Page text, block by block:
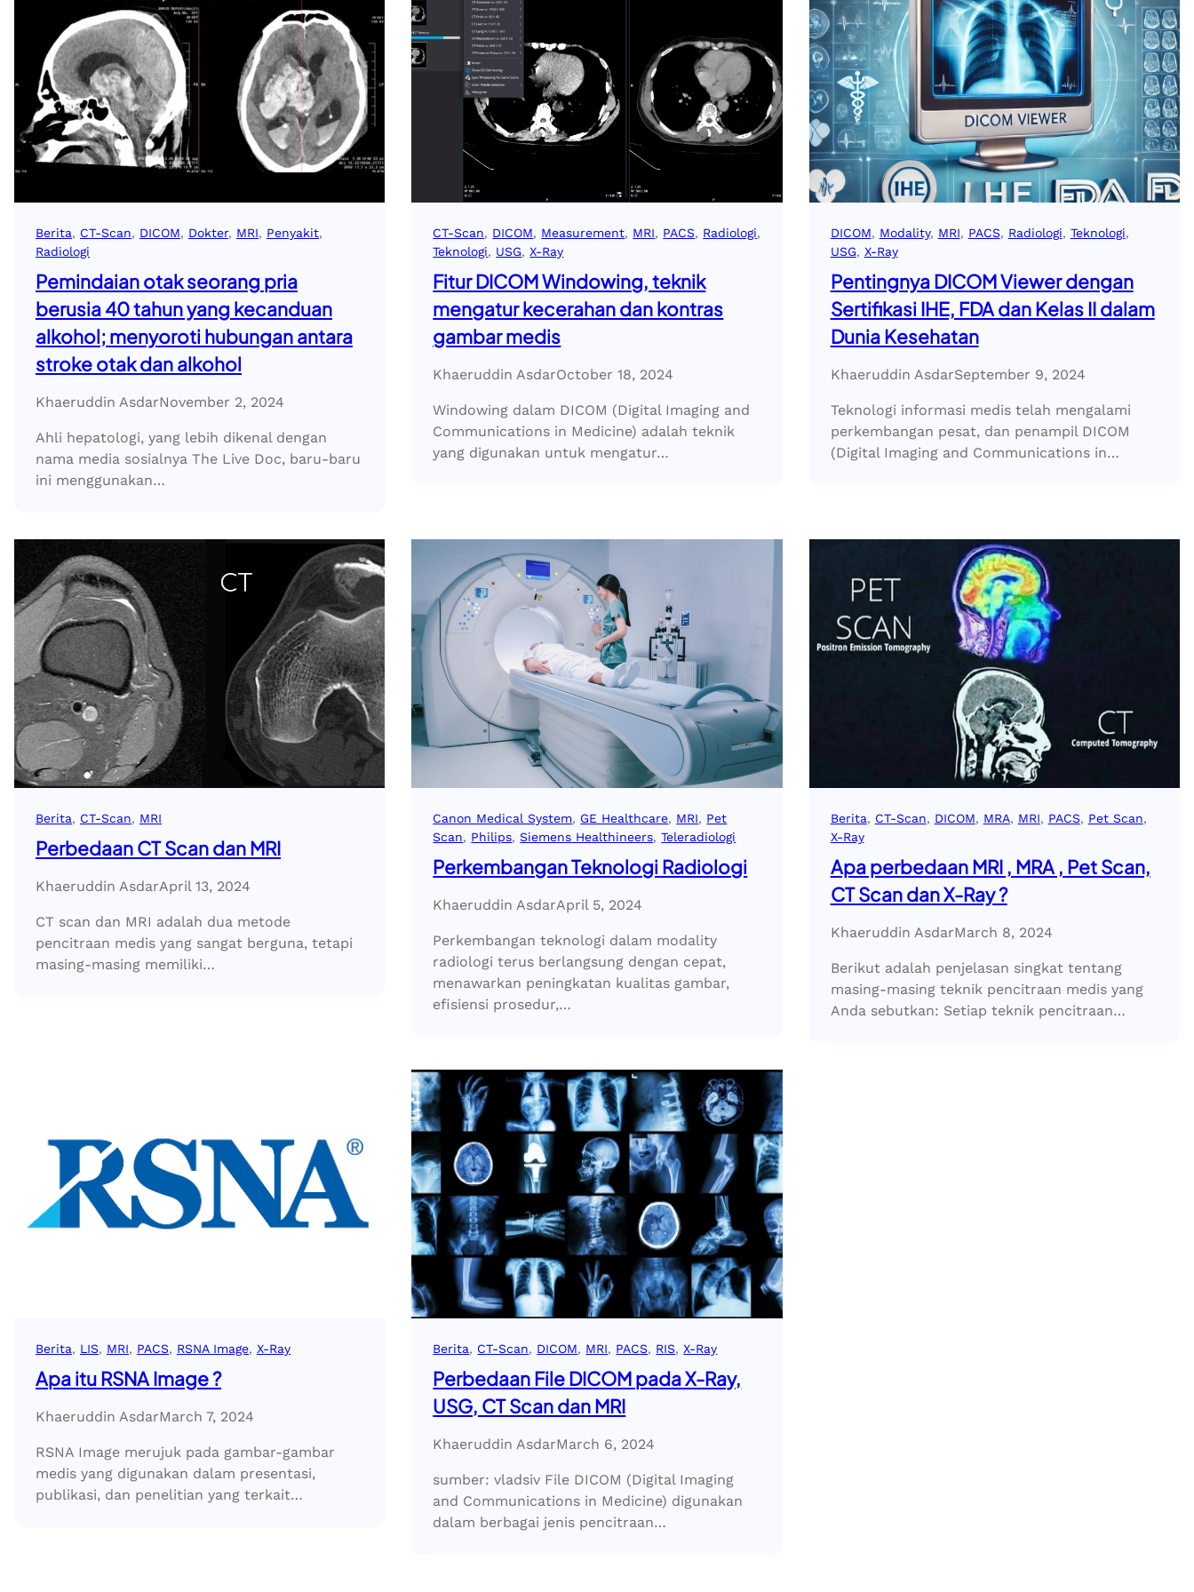
Berita, CT-Scan, DICOM, Dokter, MRI, Penyakit
Radiologi
Pemindaian otak seorang pria
berusia 40 tahun yang kecanduan
alkohol; menyoroti hubungan antara
stroke otak dan alkohol
Khaeruddin AsdarNovember 2, 2024
Ahli hepatologi, yang lebih dikenal dengan
nama media sosialnya The Live Doc, baru-baru
ini menggunakan…
CT-Scan, DICOM, Measurement, MRI, PACS, Radiologi
Teknologi, USG, X-Ray
Fitur DICOM Windowing, teknik
mengatur kecerahan dan kontras
gambar medis
Khaeruddin AsdarOctober 18, 2024
Windowing dalam DICOM (Digital Imaging and
Communications in Medicine) adalah teknik
yang digunakan untuk mengatur…
DICOM, Modality, MRI, PACS, Radiologi, Teknologi
USG, X-Ray
Pentingnya DICOM Viewer dengan
Sertifikasi IHE, FDA dan Kelas II dalam
Dunia Kesehatan
Khaeruddin AsdarSeptember 9, 2024
Teknologi informasi medis telah mengalami
perkembangan pesat, dan penampil DICOM
(Digital Imaging and Communications in…
Berita, CT-Scan, MRI
Perbedaan CT Scan dan MRI
Khaeruddin AsdarApril 13, 2024
CT scan dan MRI adalah dua metode
pencitraan medis yang sangat berguna, tetapi
masing-masing memiliki…
Canon Medical System, GE Healthcare, MRI, Pet
Scan, Philips, Siemens Healthineers, Teleradiologi
Perkembangan Teknologi Radiologi
Khaeruddin AsdarApril 5, 2024
Perkembangan teknologi dalam modality
radiologi terus berlangsung dengan cepat,
menawarkan peningkatan kualitas gambar,
efisiensi prosedur,…
Berita, CT-Scan, DICOM, MRA, MRI, PACS, Pet Scan
X-Ray
Apa perbedaan MRI , MRA , Pet Scan,
CT Scan dan X-Ray ?
Khaeruddin AsdarMarch 8, 2024
Berikut adalah penjelasan singkat tentang
masing-masing teknik pencitraan medis yang
Anda sebutkan: Setiap teknik pencitraan…
Berita, LIS, MRI, PACS, RSNA Image, X-Ray
Apa itu RSNA Image ?
Khaeruddin AsdarMarch 7, 2024
RSNA Image merujuk pada gambar-gambar
medis yang digunakan dalam presentasi,
publikasi, dan penelitian yang terkait…
Berita, CT-Scan, DICOM, MRI, PACS, RIS, X-Ray
Perbedaan File DICOM pada X-Ray,
USG, CT Scan dan MRI
Khaeruddin AsdarMarch 6, 2024
sumber: vladsiv File DICOM (Digital Imaging
and Communications in Medicine) digunakan
dalam berbagai jenis pencitraan…